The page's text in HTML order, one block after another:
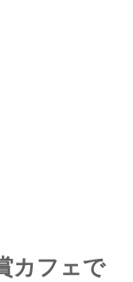
カフェで